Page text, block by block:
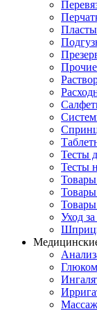
Тесты
Тесты
Уход